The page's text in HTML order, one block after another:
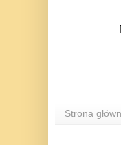
Strona